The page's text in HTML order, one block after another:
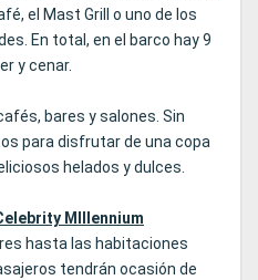
el Mast Grill o uno de los
En total, en el barco hay 9
y cenar.
bares y salones. Sin
para disfrutar de una copa
helados y dulces.
MIllennium
hasta las habitaciones
tendrán ocasión de